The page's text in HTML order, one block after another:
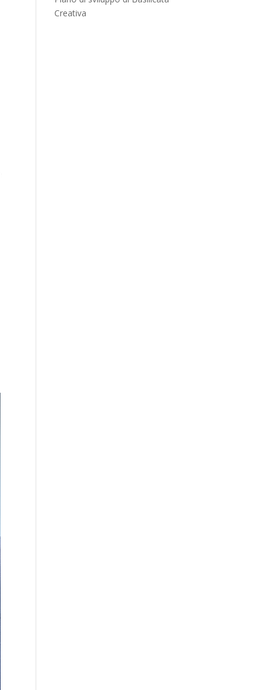
Creativa